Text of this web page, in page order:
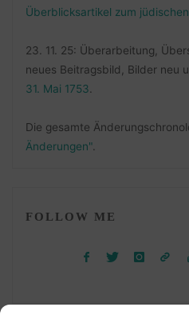
Überblicksartikel zum
23. 11. 25: Überarbeitung,
neues Beitragsbild, Bilder neu
31. Mai 1753
Die gesamte
Änderungen".
FOLLOW ME